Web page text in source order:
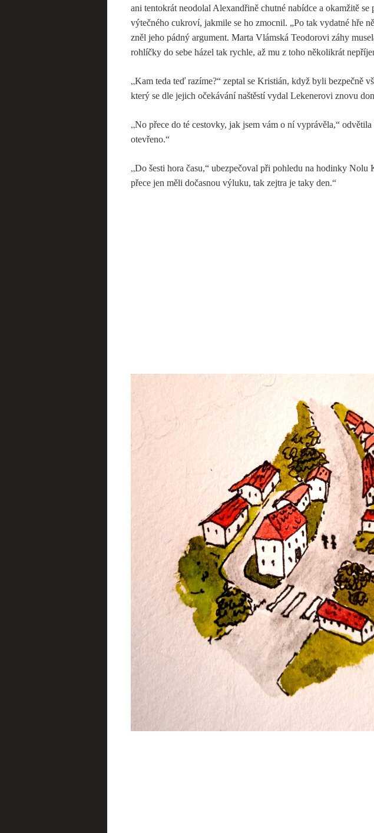
ani tentokrát neodolal Alexandřině chutné nabídce a okamžitě
výtečného cukroví, jakmile se ho zmocnil. „Po tak vydatné hře
zněl jeho pádný argument. Marta Vlámská Teodorovi záhy
rohlíčky do sebe házel tak rychle, až mu z toho několikrát
„Kam teda teď razíme?“ zeptal se Kristián, když byli bezpečně
který se dle jejich očekávání naštěstí vydal Lekenerovi znovu
„No přece do té cestovky, jak jsem vám o ní vyprávěla,“
otevřeno.“
„Do šesti hora času,“ ubezpečoval při pohledu na hodinky Nolu
přece jen měli dočasnou výluku, tak zejtra je taky den.“